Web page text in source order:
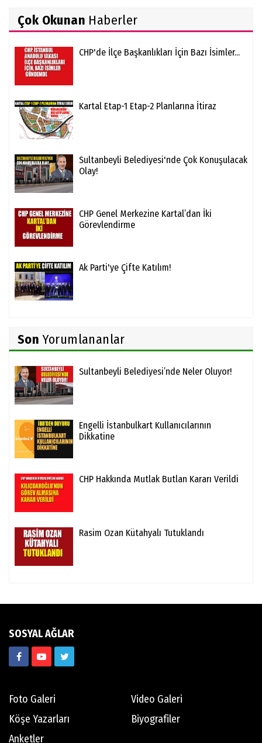
Çok Okunan Haberler
CHP'de İlçe Başkanlıkları İçin Bazı İsimler...
Kartal Etap-1 Etap-2 Planlarına İtiraz
Sultanbeyli Belediyesi'nde Çok Konuşulacak
Olay!
CHP Genel Merkezine Kartal’dan İki
Görevlendirme
Ak Parti'ye Çifte Katılım!
Son Yorumlananlar
Sultanbeyli Belediyesi’nde Neler Oluyor!
Engelli İstanbulkart Kullanıcılarının
Dikkatine
CHP Hakkında Mutlak Butlan Kararı Verildi
Rasim Ozan Kütahyalı Tutuklandı
SOSYAL AĞLAR
Foto Galeri
Video Galeri
Köşe Yazarları
Biyografiler
Anketler